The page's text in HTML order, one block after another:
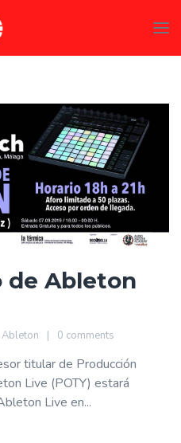
de Ableton
Ableton 0 comments
titular de Producción
Live (POTY) estará
Live en...